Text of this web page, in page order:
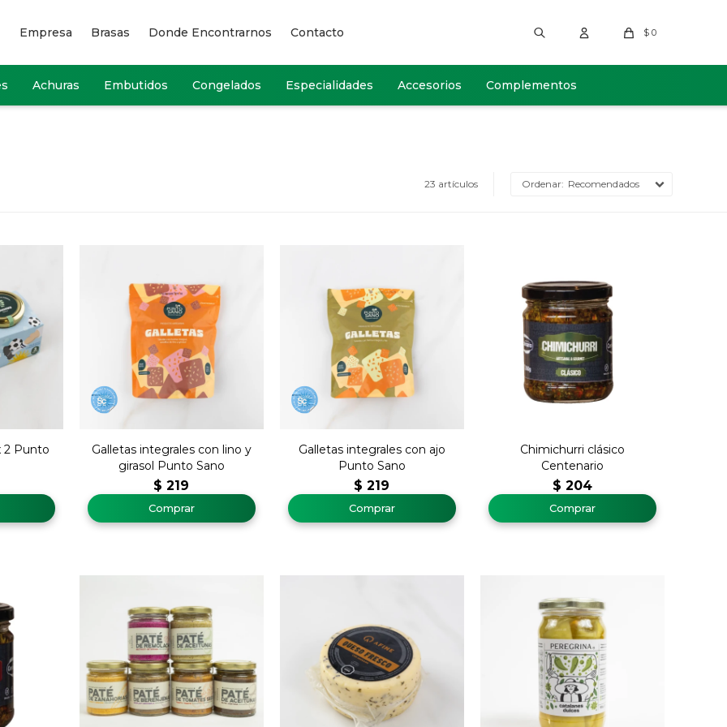
Achuras Embutidos Congelados Especialidades Accesorios Complementos
$ 0
Empresa Brasas Donde Encontrarnos Contacto
23 artículos Recomendados
2 Punto
Galletas integrales con lino y
girasol Punto Sano
$ 219
Galletas integrales con ajo
Punto Sano
$ 219
Chimichurri clásico
Centenario
$ 204